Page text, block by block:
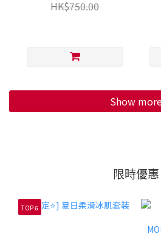
HK$750.00
Show
限時優惠
TOP 6